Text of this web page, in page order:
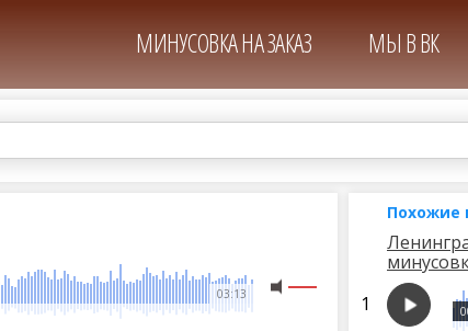
МИНУСОВКА НА ЗАКАЗ МЫ В ВК
03:13
Похожие